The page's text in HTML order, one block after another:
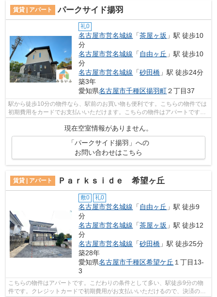
賃貸 | アパート パークサイド揚羽
礼0
名古屋市営名城線 「茶屋ヶ坂 」駅 徒歩10
分
名古屋市営名城線 「 自由ヶ丘 」駅 徒歩10
分
名古屋市営名城線 「砂田橋 」駅 徒歩24分
築3年
愛知県名古屋市千種区揚羽町２丁目37
駅から徒歩10分の物件なら、駅前のお買い物も便利です。こちらの物件では
初期費用をカードでお支払いいただけます。こちらの物件はアパートです。
現在空室情報がありません。
「パークサイド揚羽」への
お問い合わせはこちら
賃貸 | アパート Ｐａｒｋｓｉｄｅ 希望ヶ丘
敷0 礼0
名古屋市営名城線 「 自由ヶ丘 」駅 徒歩9
分
名古屋市営名城線 「茶屋ヶ坂 」駅 徒歩12
分
名古屋市営名城線 「砂田橋 」駅 徒歩25分
築28年
愛知県名古屋市千種区希望ケ丘 １丁目13-
3
こちらの物件はアパートです。こだわりの条件として多い、駅徒歩9分の物
件です。クレジットカードで初期費用がお支払いいただけるので、決済の手